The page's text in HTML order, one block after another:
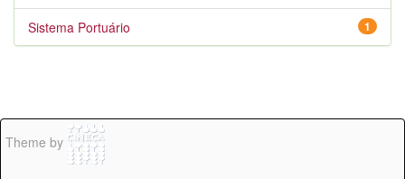
1
Sistema Portuário
Theme by